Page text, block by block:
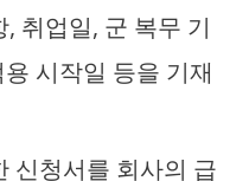
, 취업일, 군 복무 기
시작일 등을 기재
신청서를 회사의 급